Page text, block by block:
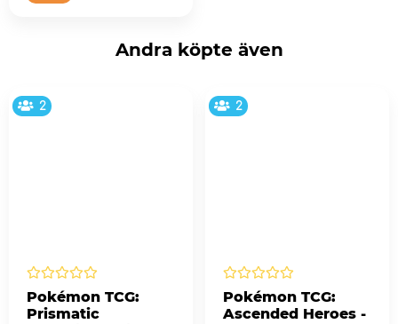
Andra köpte även
2
Pokémon TCG:
Prismatic
2
Pokémon TCG:
Ascended Heroes -